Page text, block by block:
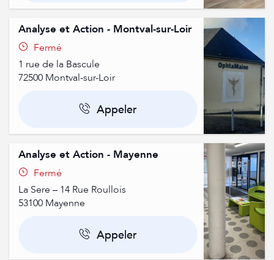
Analyse et Action - Montval-sur-Loir
Fermé
1 rue de la Bascule
72500 Montval-sur-Loir
Appeler
Analyse et Action - Mayenne
Fermé
La Sere – 14 Rue Roullois
53100 Mayenne
Appeler